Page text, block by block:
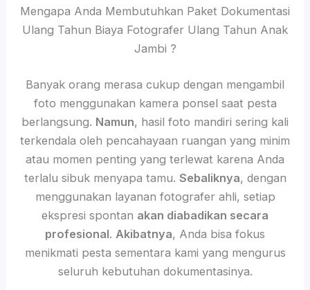
Mengapa Anda Membutuhkan Paket Dokumentasi
Ulang Tahun Biaya Fotografer Ulang Tahun Anak
Jambi ?
Banyak orang merasa cukup dengan mengambil
foto menggunakan kamera ponsel saat pesta
berlangsung. Namun, hasil foto mandiri sering kali
terkendala oleh pencahayaan ruangan yang minim
atau momen penting yang terlewat karena Anda
terlalu sibuk menyapa tamu. Sebaliknya, dengan
menggunakan layanan fotografer ahli, setiap
ekspresi spontan akan diabadikan secara
profesional. Akibatnya, Anda bisa fokus
menikmati pesta sementara kami yang mengurus
seluruh kebutuhan dokumentasinya.